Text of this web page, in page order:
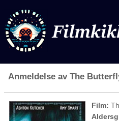
Anmeldelse av The
Film: